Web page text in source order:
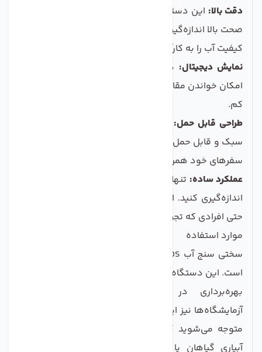
دقت بالا:
صحت بالا اندازه‌گیری کند، به شما این امکان را می‌دهد که
کیفیت آب را به کارآیی دقیق ارزیابی کنید.
نمایش دیجیتال: دارای صفحه نمایش بزرگ و واضح که
امکان خواندن مقادیر را آسان می‌کند، حتی در شرایط نوری
کم.
طراحی قابل حمل:
سبک و قابل حمل طراحی شده تا بتوانید آن را به راحتی در
سفرهای خود همراه داشته باشید.
عملکرد ساده:
اندازه‌گیری کنید. این ویژگی عملیات را برای همه کاربران،
حتی افرادی که تجربه کمی دارند، بسیار آسان می‌کند.
موارد استفاده
است. این دستگاه نه‌تنها برای استفاده در منزل بلکه برای
بهره‌برداری در محیط‌های صنعتی، کشاورزی و
آزمایشگاه‌ها نیز ایده‌آل است. با استفاده از این دستگاه،
متوجه می‌شوید که آیا آب مصرفی شما برای آشامیدن،
آبیاری گیاهان یا مصارف صنعتی مناسب است یا نه.